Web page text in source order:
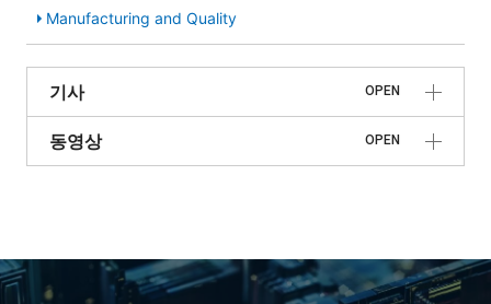
Manufacturing and Quality
기사 OPEN
동영상 OPEN